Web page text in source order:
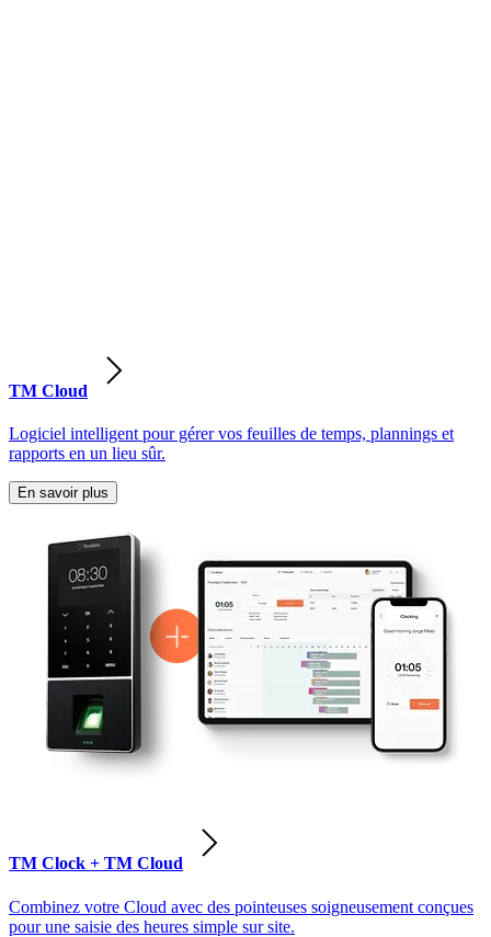
TM Cloud
Logiciel intelligent pour gérer vos feuilles de temps, plannings et
rapports en un lieu sûr.
En savoir plus
TM Clock + TM Cloud
Combinez votre Cloud avec des pointeuses soigneusement conçues
pour une saisie des heures simple sur site.